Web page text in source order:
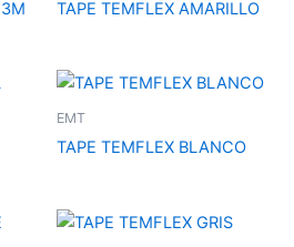
TAPE TEMFLEX AMARILLO
EMT
TAPE TEMFLEX BLANCO